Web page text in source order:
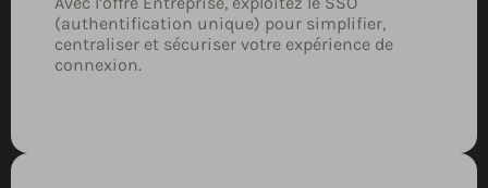
(authentification unique) pour simplifier,
centraliser et sécuriser votre expérience de
connexion.